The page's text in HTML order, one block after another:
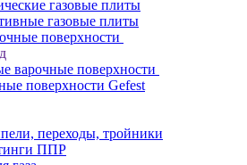
газовые плиты
газовые плиты
поверхности
варочные поверхности
поверхности Gefest
переходы, тройники
ППР